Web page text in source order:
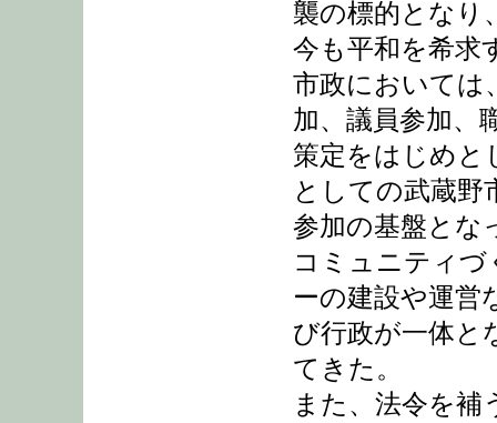
襲の標的となり
今も平和を希求
市政においては
加、議員参加、
策定をはじめと
としての武蔵野
参加の基盤とな
コミュニティ
ーの建設や運営
び行政が一体と
てきた。
また、法令を補